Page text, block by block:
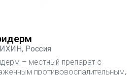
Россия
– местный препарат с
противовоспалительным,